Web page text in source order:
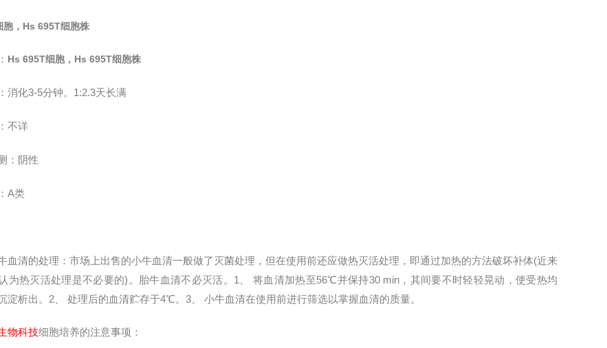
胞，Hs 695T细胞株
Hs 695T细胞，Hs 695T细胞株
消化3-5分钟。 1:2.3天长满
不详
：阴性
A类
血清的处理：市场上出售的小牛血清一般做了灭菌处理，但在使用前还应做热灭活处理，即通过加热的方法破坏补体(近来
为热灭活处理是不必要的)。胎牛血清不必灭活。1、 将血清加热至56℃并保持30 min，其间要不时轻轻晃动，使受热均
淀析出。2、 处理后的血清贮存于4℃。3、 小牛血清在使用前进行筛选以掌握血清的质量。
物科技细胞培养的注意事项：